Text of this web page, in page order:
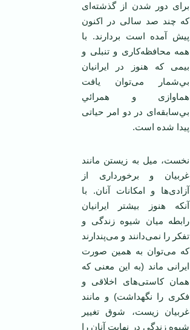
برای دور شدن از گذشته‌ای
كه چند صد سالی در اكنون
پيش آمده است بردارند. با
همه محافظه‌كاری و تنبلی و
بيمی ‌كه هنوز در ايرانيان
بي‌شمار می‌توان يافت
هماوازی و همرائي
بي‌سابقه‌ای در دو امر حياتی
پيدا شده است.
نخست، ميل به زيستن مانند
غربيان و برخورداری از
آزادی‌ها و امكانات آنان. با
آنكه هنوز بيشتر ايرانيان
رابطه ميان شيوه زندگی و
تفكر را نمی‌دانند و می‌پندارند
که می‌توان به همين صورت
ايرانی ماند (به اين معنی كه
همان كاستی‌های اخلاقی و
فكری را نگهداشت) و مانند
غربيان زيست، شوق تغيير
شيوه زندگی در نهايت آنان را